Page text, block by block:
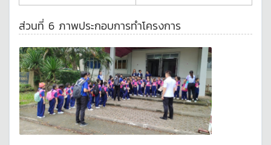
ส่วนที่ 6 ภาพประกอบการทำโครงการ